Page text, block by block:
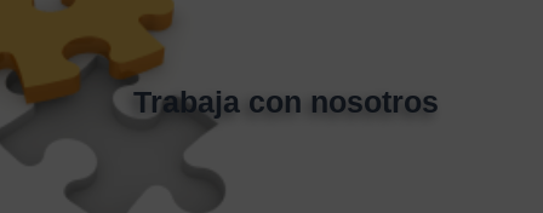
Trabaja con nosotros